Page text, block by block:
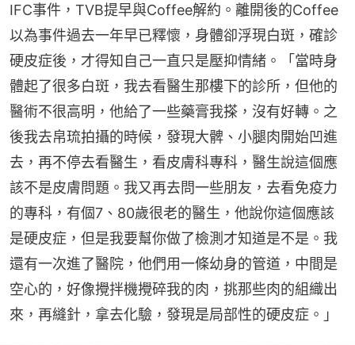
IFC事件，TVB提早與Coffee解約。離開後的Coffee
以為事件過去一年早已釋懷，身體卻浮現白斑，確診
硬皮症後，才得知自己一直只是壓抑情緒。「當時身
體起了很多白斑，我去看醫生那樓下的診所，但他的
醫術不很高明，他給了一些藥膏我搽，沒有好轉。之
後我去帛琉拍攝的時候，發現大髀、小腿肉開始凹進
去，再不停去看醫生，看皮膚科專科，醫生說這個應
該不是皮膚問題。我又再去問一些朋友，去看免疫力
的專科，有個7、80歲很老的醫生，他說你這個應該
是硬皮症，但是我要幫你做了檢測才知道是不是。我
還有一次進了醫院，他們用一條幼身的管道，中間是
空心的，好像攪拌機攪碎我的肉，挑那些肉的組織出
來，再縫針，拿去化驗，發現是局部性的硬皮症。」